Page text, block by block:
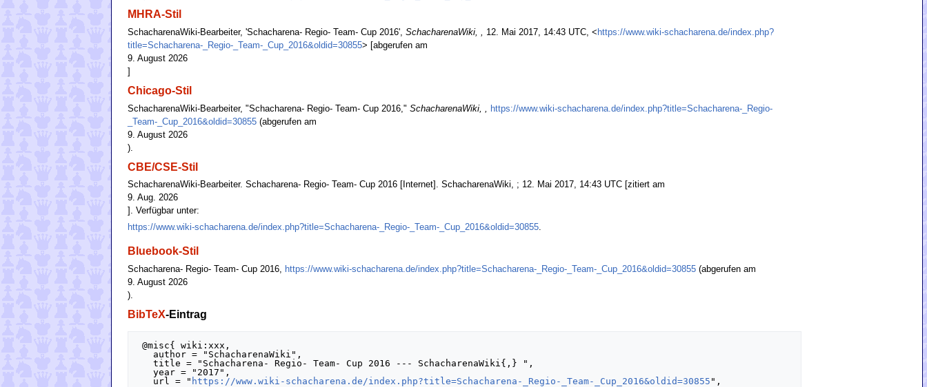
MHRA-Stil
SchacharenaWiki-Bearbeiter, 'Schacharena- Regio- Team- Cup 2016', SchacharenaWiki, , 12. Mai 2017, 14:43 UTC, < https://www.wiki-schacharena.de/index.php?
title=Schacharena-_Regio-_Team-_Cup_2016&oldid=30855> [abgerufen am
9. August 2026
]
Chicago-Stil
SchacharenaWiki-Bearbeiter, "Schacharena- Regio- Team- Cup 2016," SchacharenaWiki, ,
https://www.wiki-schacharena.de/index.php?title=Schacharena-_Regio-
_Team-_Cup_2016&oldid=30855(abgerufen am
9. August 2026
).
CBE/CSE-Stil
SchacharenaWiki-Bearbeiter. Schacharena- Regio- Team- Cup 2016 [Internet]. SchacharenaWiki, ; 12. Mai 2017, 14:43 UTC [zitiert am
9. Aug. 2026
]. Verfügbar unter:
https://www.wiki-schacharena.de/index.php?title=Schacharena-_Regio-_Team-_Cup_2016&oldid=30855.
Bluebook-Stil
Schacharena- Regio- Team- Cup 2016, https://www.wiki-schacharena.de/index.php?title=Schacharena-_Regio-_Team-_Cup_2016&oldid=30855(abgerufen am
9. August 2026
).
BibTeX-Eintrag
@misc{ wiki:xxx,
   title = "Schacharena- Regio- Team- Cup 2016 --- SchacharenaWiki{,} ",
   year = "2017",
   url = "
https://www.wiki-schacharena.de/index.php?title=Schacharena-_Regio-_Team-_Cup_2016&oldid=30855